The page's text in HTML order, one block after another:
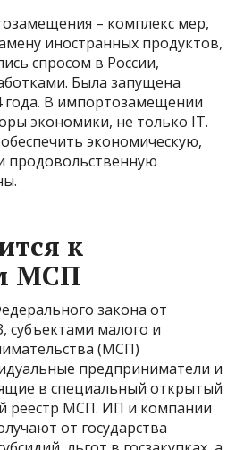
– комплекс мер,
иностранных продуктов,
спросом в России,
Была запущена
года. В импортозамещении
экономики, не только IT.
экономическую,
к
МСП
закона от
субъектами малого и
(МСП)
предприниматели и
в специальный открытый
реестр МСП. ИП и компании
от государства